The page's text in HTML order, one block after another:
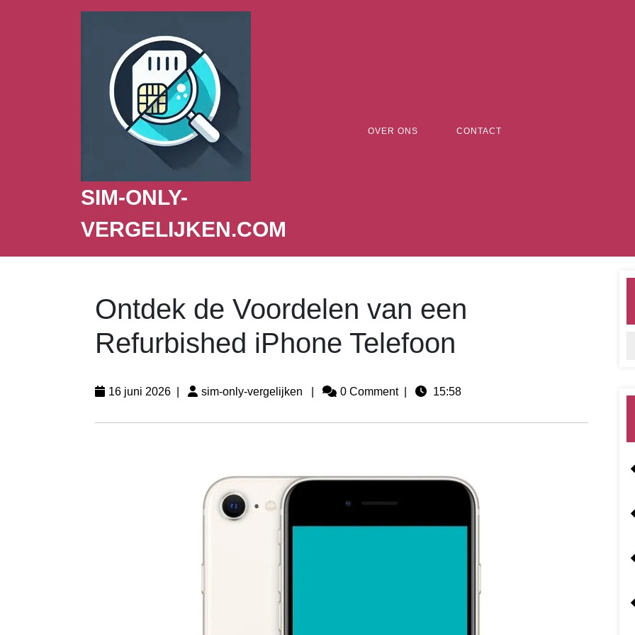
SIM-ONLY-
VERGELIJKEN.COM
OVER ONS CONTACT
Ontdek de Voordelen van een
Refurbished iPhone Telefoon
16 juni 2026 sim-only-vergelijken 0 Comment 15:58